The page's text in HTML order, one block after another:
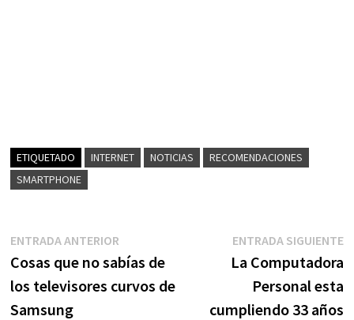
ETIQUETADO INTERNET NOTICIAS
RECOMENDACIONES
SMARTPHONE
Navegación
de
entradas
ENTRADA ANTERIOREntrada
anterior:
Cosas que no sabías de
los televisores curvos de
Samsung
ENTRADA SIGUIENTE
La Computadora
Personal esta
cumpliendo 33 años